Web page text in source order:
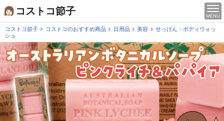
Skip
to
content
コストコ節子 MENU
コストコ節子 コストコのおすすめ商品 日用品 美容
せっけん・ボディウォッ
シュ